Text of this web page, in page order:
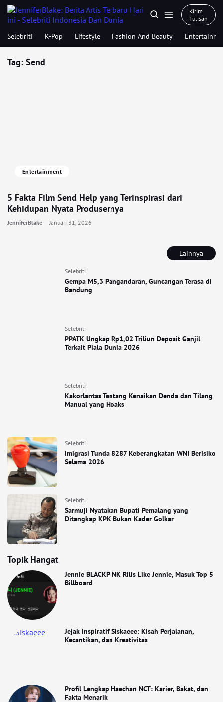
Kirim
Tulisan
Selebriti K-Pop Lifestyle Fashion And Beauty
Lainnya
Selebriti
Gempa M5,3 Pangandaran, Guncangan Terasa di
Bandung
Selebriti
PPATK Ungkap Rp1,02 Triliun Deposit Ganjil
Terkait Piala Dunia 2026
Selebriti
Kakorlantas Tentang Kenaikan Denda dan Tilang
Manual yang Hoaks
Selebriti
Imigrasi Tunda 8287 Keberangkatan WNI Berisiko
Selama 2026
Selebriti
Sarmuji Nyatakan Bupati Pemalang yang
Ditangkap KPK Bukan Kader Golkar
Topik Hangat
Jennie BLACKPINK Rilis Like Jennie, Masuk Top 5
Billboard
Jejak Inspiratif Siskaeee: Kisah Perjalanan,
Kecantikan, dan Kreativitas
Profil Lengkap Haechan NCT: Karier, Bakat, dan
Fakta Menarik
Tag: Send
Entertainment
5 Fakta Film Send Help yang Terinspirasi dari
Kehidupan Nyata Produsernya
JenniferBlake Januari 31, 2026